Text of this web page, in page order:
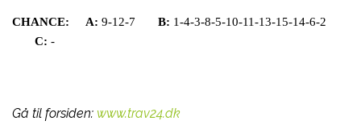
CHANCE: A: 9-12-7 B: 1-4-3-8-5-10-11-13-15-14-6-2
C: -
Gå til forsiden: www.trav24.dk